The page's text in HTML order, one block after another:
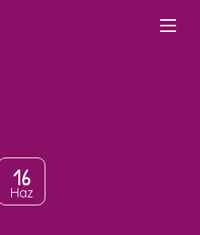
16
Haz